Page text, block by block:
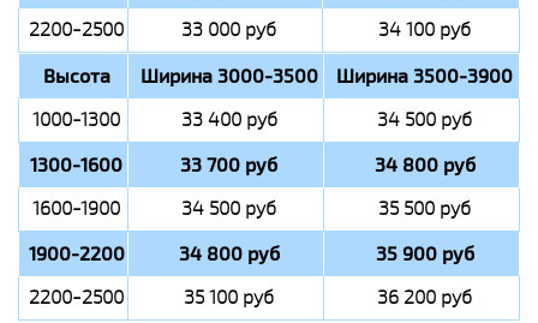
2200-2500 33 000 руб 34 100 руб
Высота Ширина 3000-3500 Ширина 3500-3900
1000-1300 33 400 руб 34 500 руб
1300-1600 33 700 руб 34 800 руб
1600-1900 34 500 руб 35 500 руб
1900-2200 34 800 руб 35 900 руб
2200-2500 35 100 руб 36 200 руб